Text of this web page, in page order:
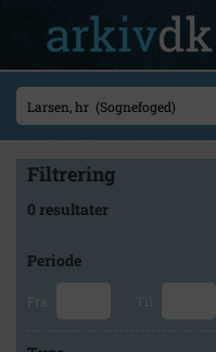
Filtrering
0 resultater
Periode
Fra Til